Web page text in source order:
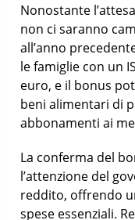
Nonostante
non ci saranno
all’anno
le famiglie con un
euro, e il bonus
beni alimentari di
abbonamenti ai
La conferma del
l’attenzione del
reddito, offrendo
spese essenziali.